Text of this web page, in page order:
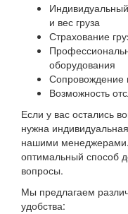
и вес груза
Страхование
оборудования
Сопровождение
Возможность
Если у вас остались
нужна
нашими
оптимальный способ
вопросы.
Мы предлагаем
удобства: